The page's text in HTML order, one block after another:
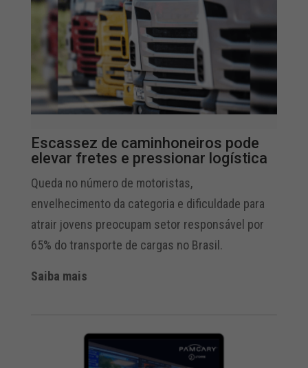
Escassez de caminhoneiros pode
elevar fretes e pressionar logística
Queda no número de motoristas,
envelhecimento da categoria e dificuldade para
atrair jovens preocupam setor responsável por
65% do transporte de cargas no Brasil.
Saiba mais